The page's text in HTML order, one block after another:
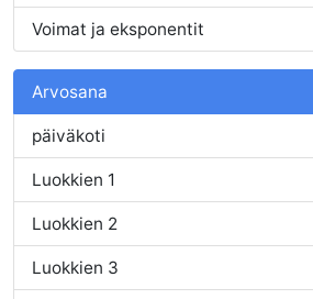
Voimat ja eksponentit
Arvosana
päiväkoti
Luokkien 1
Luokkien 2
Luokkien 3